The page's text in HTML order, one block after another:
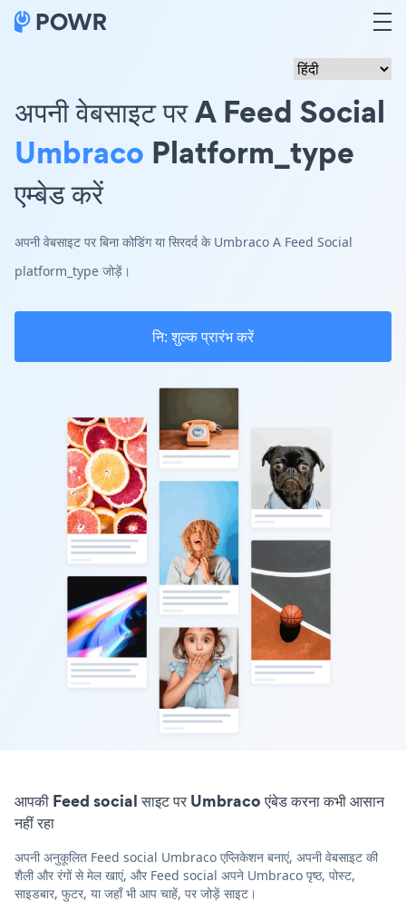
अपनी वेबसाइट पर A Feed Social
Umbraco Platform_type
एम्बेड करें
अपनी वेबसाइट पर बिना कोडिंग या सिरदर्द के Umbraco A Feed Social
platform_type जोड़ें।
नि: शुल्क प्रारंभ करें
आपकी Feed social साइट पर Umbraco एंबेड करना कभी आसान
नहीं रहा
अपनी अनुकूलित Feed social Umbraco एप्लिकेशन बनाएं, अपनी वेबसाइट की
शैली और रंगों से मेल खाएं, और Feed social अपने Umbraco पृष्ठ, पोस्ट,
साइडबार, फुटर, या जहाँ भी आप चाहें, पर जोड़ें साइट।